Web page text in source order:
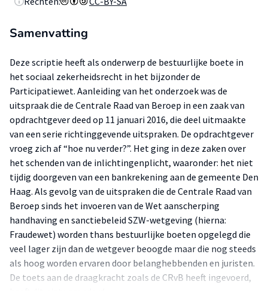
Samenvatting
Deze scriptie heeft als onderwerp de bestuurlijke boete in
het sociaal zekerheidsrecht in het bijzonder de
Participatiewet. Aanleiding van het onderzoek was de
uitspraak die de Centrale Raad van Beroep in een zaak van
opdrachtgever deed op 11 januari 2016, die deel uitmaakte
van een serie richtinggevende uitspraken. De opdrachtgever
vroeg zich af “hoe nu verder?”. Het ging in deze zaken over
het schenden van de inlichtingenplicht, waaronder: het niet
tijdig doorgeven van een bankrekening aan de gemeente Den
Haag. Als gevolg van de uitspraken die de Centrale Raad van
Beroep sinds het invoeren van de Wet aanscherping
handhaving en sanctiebeleid SZW-wetgeving (hierna:
Fraudewet) worden thans bestuurlijke boeten opgelegd die
veel lager zijn dan de wetgever beoogde maar die nog steeds
als hoog worden ervaren door belanghebbenden en juristen.
De toets aan de draagkracht zoals de CRvB heeft ingevoerd,